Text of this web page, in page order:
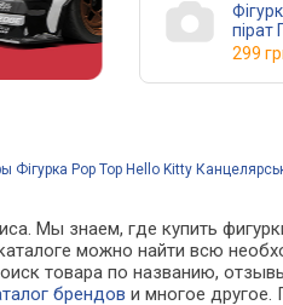
пірат
299
Pop Top Hello Kitty
Мы знаем, где купить
каталоге можно найти всю
товара по названию,
брендов и многое